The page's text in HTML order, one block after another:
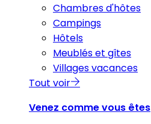
Chambres d'hôtes
Campings
Hôtels
Meublés et gîtes
Villages vacances
Tout voir
Venez comme vous êtes